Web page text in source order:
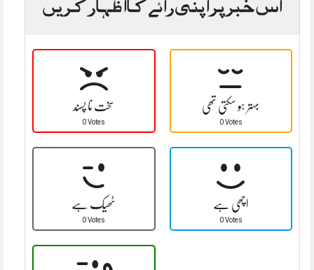
سخت نا پسند
0 Votes
بہتر ہو سکتی تھی
0 Votes
ٹھیک ہے
0 Votes
اچھی ہے
0 Votes